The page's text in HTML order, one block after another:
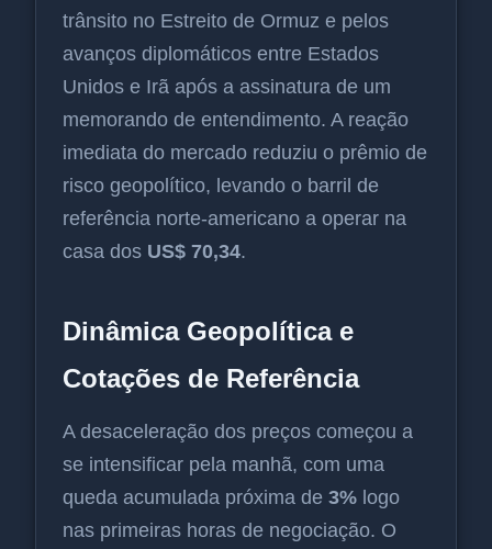
trânsito no Estreito de Ormuz e pelos
avanços diplomáticos entre Estados
Unidos e Irã após a assinatura de um
memorando de entendimento. A reação
imediata do mercado reduziu o prêmio de
risco geopolítico, levando o barril de
referência norte-americano a operar na
casa dos US$ 70,34.
Dinâmica Geopolítica e
Cotações de Referência
A desaceleração dos preços começou a
se intensificar pela manhã, com uma
queda acumulada próxima de 3% logo
nas primeiras horas de negociação. O